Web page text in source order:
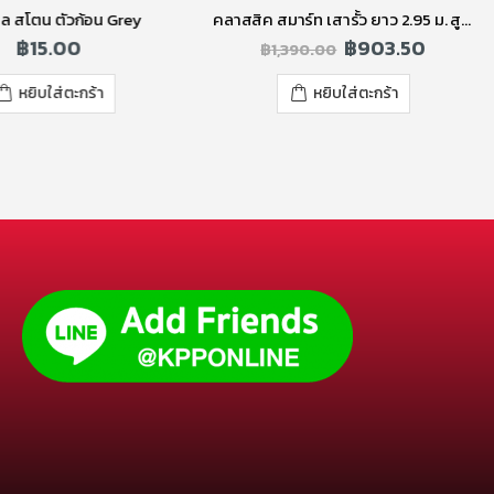
สโตน ตัวก้อน Grey
฿15.00
หยิบใส่ตะกร้า
คลาสสิค สมาร์ท เสารั้ว ยาว 2.95 ม. สูง 2.75 ม. (RC.S)
฿1,390.00 ฿903.50
หยิบใส่ตะกร้า